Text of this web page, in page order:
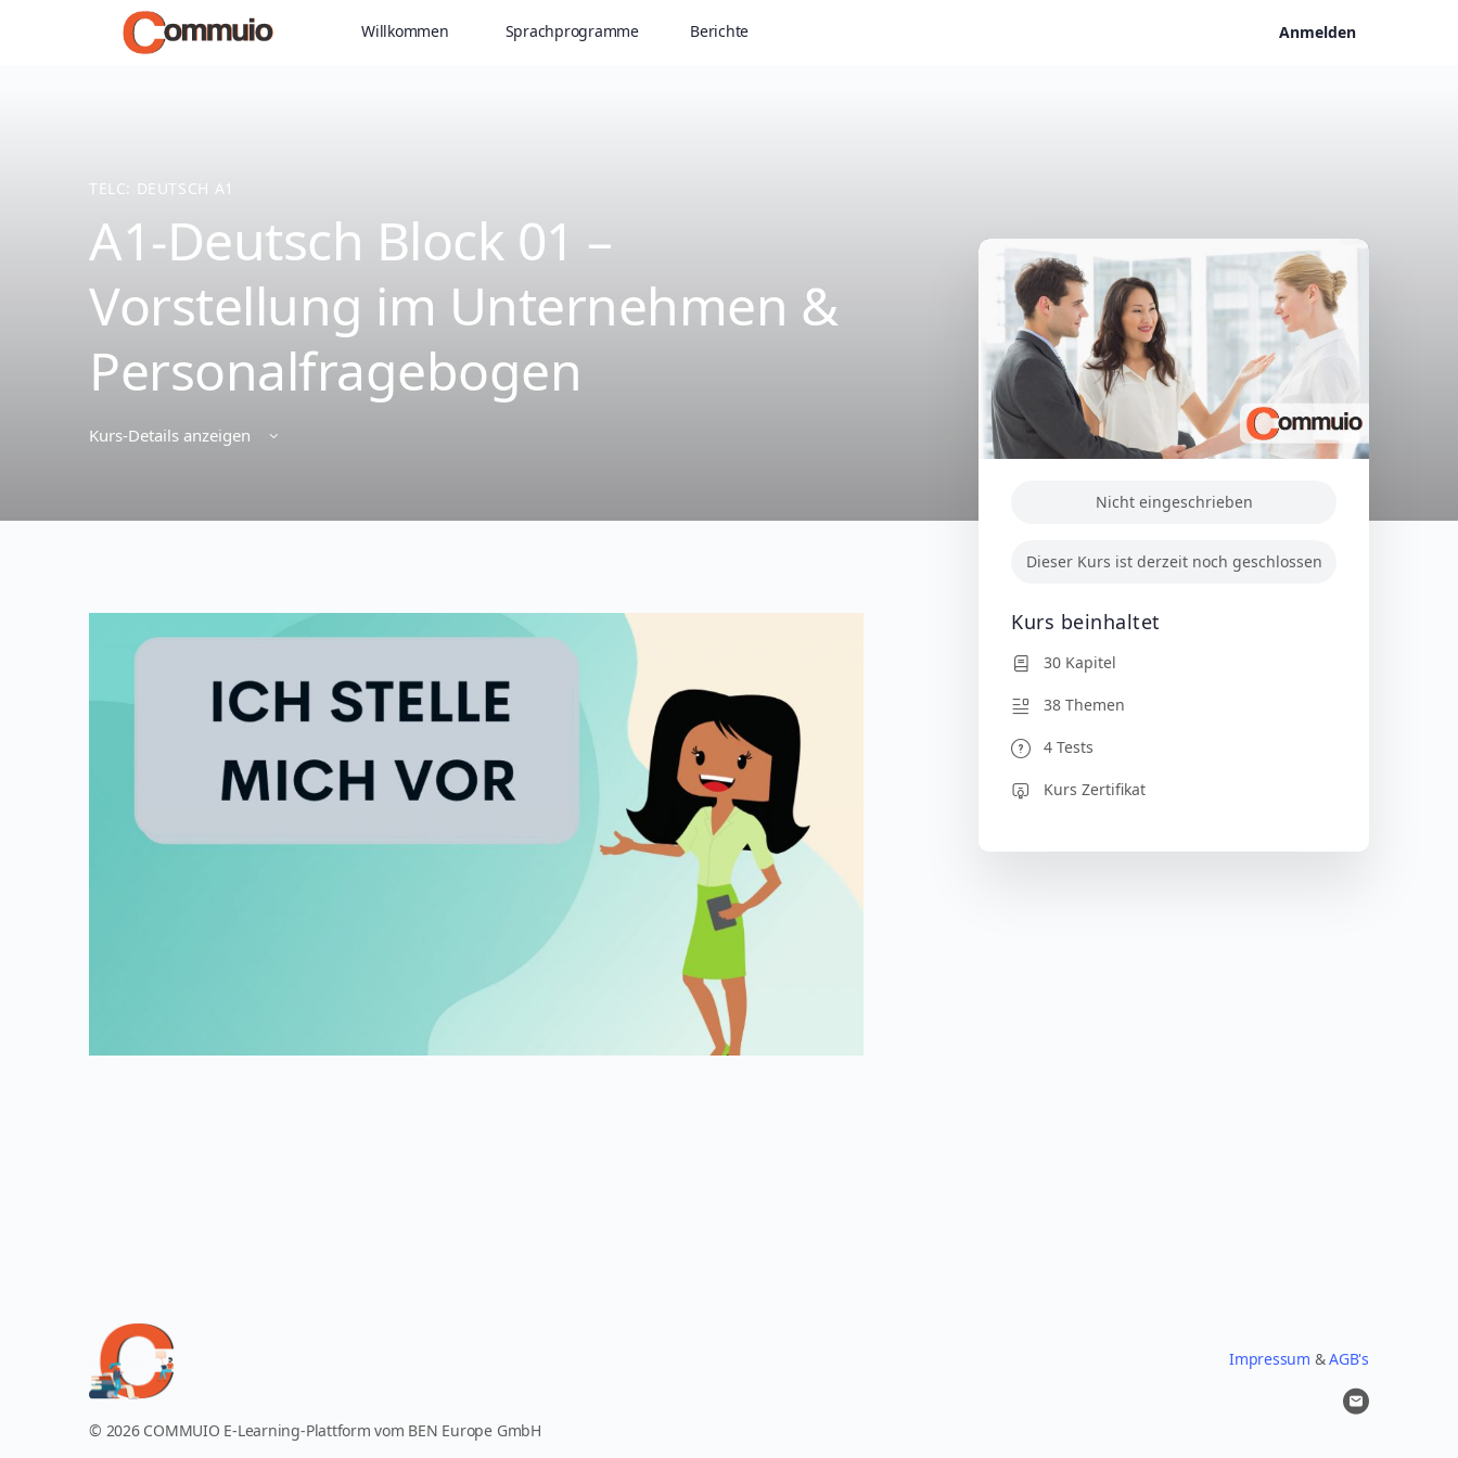
Willkommen Sprachprogramme Berichte Anmelden
TELC: DEUTSCH A1
A1-Deutsch Block 01 –
Vorstellung im Unternehmen &
Personalfragebogen
Kurs-Details anzeigen
Nicht eingeschrieben
Dieser Kurs ist derzeit noch geschlossen
Kurs beinhaltet
30 Kapitel
38 Themen
4 Tests
Kurs Zertifikat
© 2026 COMMUIO E-Learning-Plattform vom BEN Europe GmbH
Impressum &AGB's